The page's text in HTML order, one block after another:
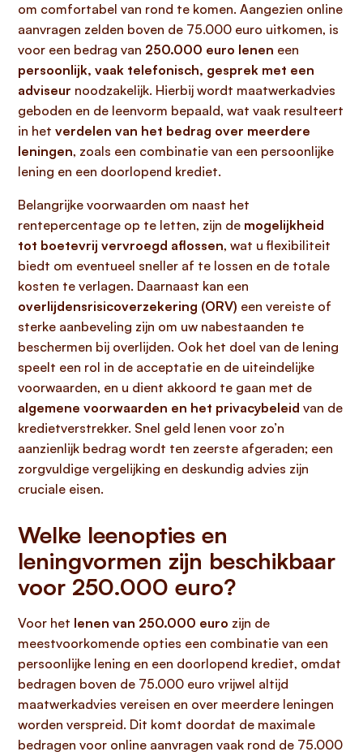
om comfortabel van rond te komen. Aangezien online
aanvragen zelden boven de 75.000 euro uitkomen, is
voor een bedrag van 250.000 euro lenen een
persoonlijk, vaak telefonisch, gesprek met een
adviseur noodzakelijk. Hierbij wordt maatwerkadvies
geboden en de leenvorm bepaald, wat vaak resulteert
in het verdelen van het bedrag over meerdere
leningen, zoals een combinatie van een persoonlijke
lening en een doorlopend krediet.
Belangrijke voorwaarden om naast het
rentepercentage op te letten, zijn de mogelijkheid
tot boetevrij vervroegd aflossen, wat u flexibiliteit
biedt om eventueel sneller af te lossen en de totale
kosten te verlagen. Daarnaast kan een
overlijdensrisicoverzekering (ORV) een vereiste of
sterke aanbeveling zijn om uw nabestaanden te
beschermen bij overlijden. Ook het doel van de lening
speelt een rol in de acceptatie en de uiteindelijke
voorwaarden, en u dient akkoord te gaan met de
algemene voorwaarden en het privacybeleid van de
kredietverstrekker. Snel geld lenen voor zo’n
aanzienlijk bedrag wordt ten zeerste afgeraden; een
zorgvuldige vergelijking en deskundig advies zijn
cruciale eisen.
Welke leenopties en
leningvormen zijn beschikbaar
voor 250.000 euro?
Voor het lenen van 250.000 euro zijn de
meestvoorkomende opties een combinatie van een
persoonlijke lening en een doorlopend krediet, omdat
bedragen boven de 75.000 euro vrijwel altijd
maatwerkadvies vereisen en over meerdere leningen
worden verspreid. Dit komt doordat de maximale
bedragen voor online aanvragen vaak rond de 75.000